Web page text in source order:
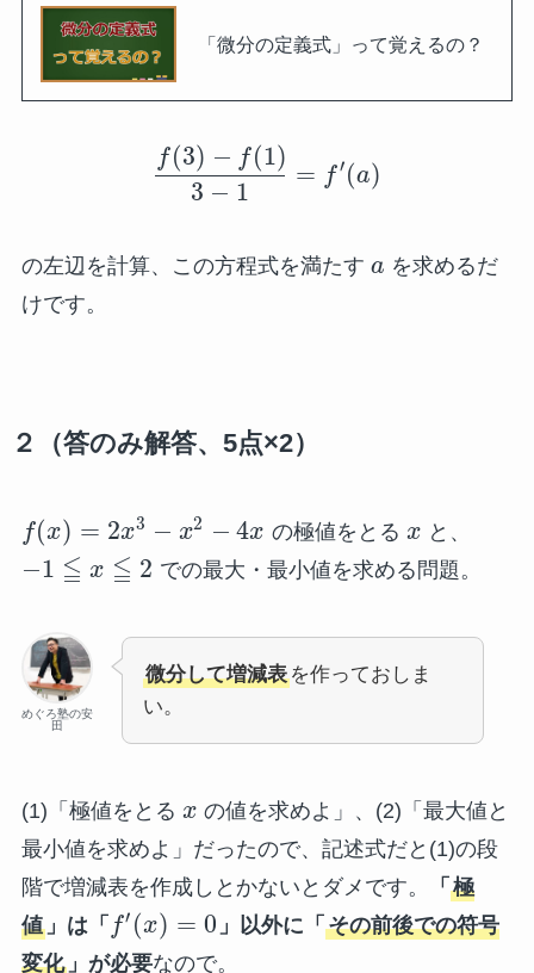
「微分の定義式」って覚えるの？
f(3) − f(1)
3 − 1
= f′(a)
の左辺を計算、この方程式を満たす a を求めるだ
けです。
２（答のみ解答、5点×2）
f(x) = 2x3 − x2 − 4x の極値をとる x と、
−1 ≦ x ≦ 2 での最大・最小値を求める問題。
めぐろ塾の安
田
微分して増減表を作っておしま
い。
(1)「極値をとる x の値を求めよ」、(2)「最大値と
最小値を求めよ」だったので、記述式だと(1)の段
階で増減表を作成しとかないとダメです。
「 極
値」は「 f′ (x) = 0 」以外に「 その前後での符号
変化」が必要なので。